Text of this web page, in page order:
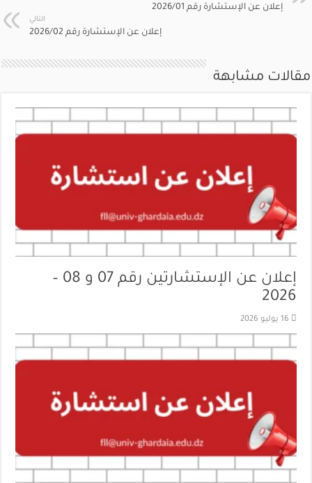
إعلان عن الإستشارة رقم 2026/01
التالي
إعلان عن الإستشارة رقم 2026/02
مقالات مشابهة
إعلان عن الإستشارتين رقم 07 و 08 –
2026
16 يوليو 2026